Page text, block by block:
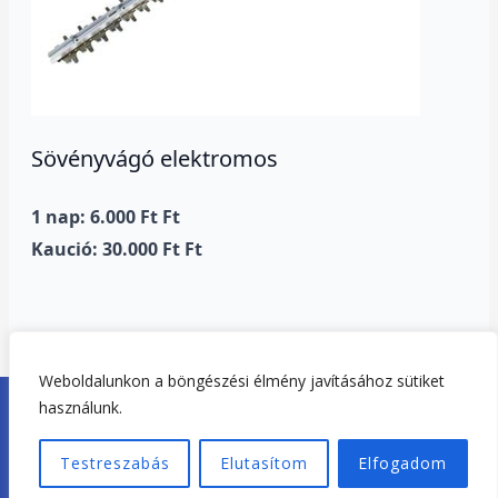
Weboldalunkon a böngészési élmény javításához sütiket
használunk.
Testreszabás Elutasítom Elfogadom
Sövényvágó elektromos
1 nap: 6.000 Ft Ft
Kaució: 30.000 Ft Ft
Copyright © 2026. Tisza-tó Gépkölcsönző Tiszafüred |
Weboldal készítés:Tiszató-Webdesign